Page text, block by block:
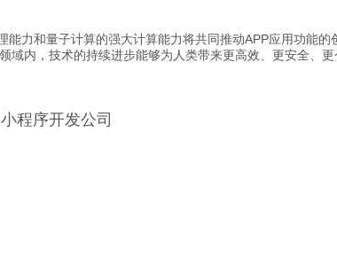
力和量子计算的强大计算能力将共同推动APP应用功能的
内，技术的持续进步能够为人类带来更高效、更安全、更
小程序开发公司